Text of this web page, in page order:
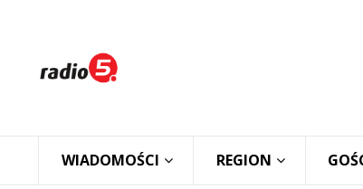
WIADOMOŚCI REGION